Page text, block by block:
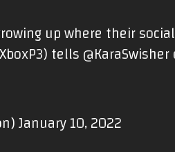
up where their
) tells@KaraSwisher
January 10, 2022